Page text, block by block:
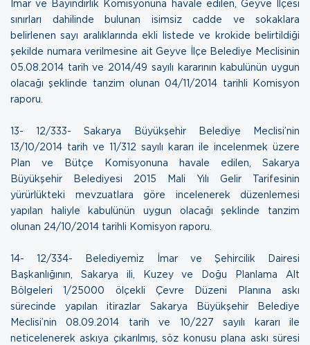
İmar ve Bayındırlık Komisyonuna havale edilen, Geyve İlçesi
sınırları dahilinde bulunan isimsiz cadde ve sokaklara
belirlenen sayı aralıklarında ekli listede ve krokide belirtildiği
şekilde numara verilmesine ait Geyve İlçe Belediye Meclisinin
05.08.2014 tarih ve 2014/49 sayılı kararının kabulünün uygun
olacağı şeklinde tanzim olunan04/11/2014 tarihli Komisyon
raporu.
13- 12/333- Sakarya Büyükşehir Belediye Meclisi’nin
13/10/2014 tarih ve 11/312 sayılı kararı ile incelenmek üzere
Plan ve Bütçe Komisyonuna havale edilen, Sakarya
Büyükşehir Belediyesi 2015 Mali Yılı Gelir Tarifesinin
yürürlükteki mevzuatlara göre incelenerek düzenlemesi
yapılan haliyle kabulünün uygun olacağı şeklinde tanzim
olunan 24/10/2014 tarihli Komisyon raporu.
14- 12/334- Belediyemiz İmar ve Şehircilik Dairesi
Başkanlığının, Sakarya ili, Kuzey ve Doğu Planlama Alt
Bölgeleri 1/25000 ölçekli Çevre Düzeni Planına askı
sürecinde yapılan itirazlar Sakarya Büyükşehir Belediye
Meclisi’nin 08.09.2014 tarih ve 10/227 sayılı kararı ile
neticelenerek askıya çıkarılmış, söz konusu plana askı süresi